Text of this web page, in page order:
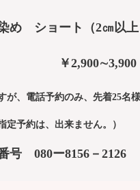
め ショート（2㎝以
➡ （
が、電話予約のみ、先着25名
指定予約は、出来ません。）
号 080ー8156－2126